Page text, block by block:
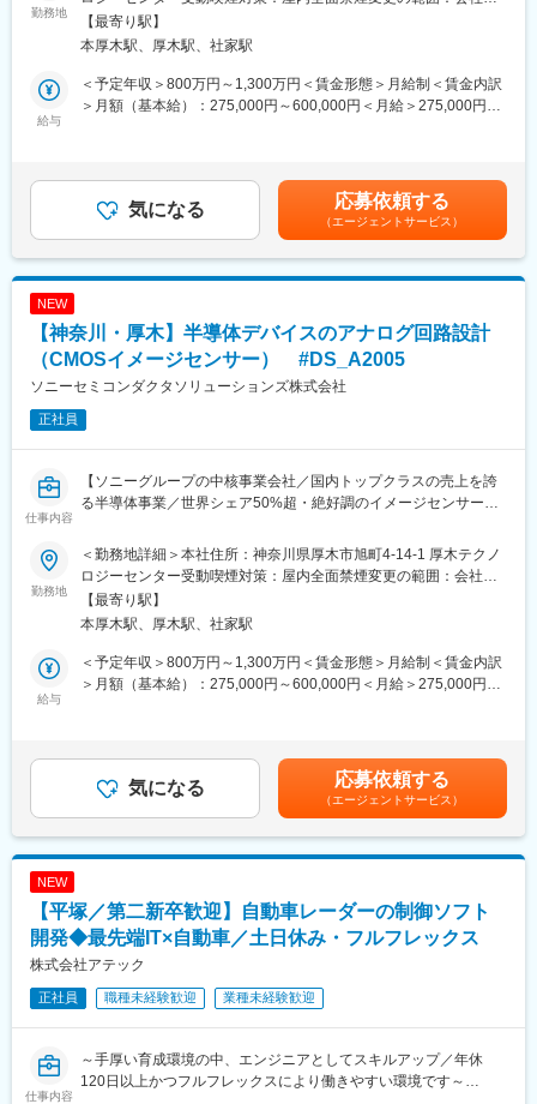
人々に感動を与えることを目指すソニーにて、最先端のカメラシ
ステムに搭載されるCMOSイメージセンサーを開発に携わって頂
きます。
【具体的には】
デジタル領域のバックエンドエンジニアとして、RTL to GDSの工
程の１つまたは複数をご担当頂きます。
・P&R（配置配線設計・検証）
・STA（静的タイミング解析）
・電力算出
外でのリーダーや専門技術の熟練者、マネジメント等への成長が
出来ます。また部署内にロジック設計、アナログ設計のチームが
あり、本人のやる気次第で幅広い技術領域にチャレンジすること
が可能です。入社直後は、部署で用意してある教育キットでSSS
境です。将来的には、CMOSイメージセンサーを熟知した商品開
発リーダー、プロジェクトマネージャーなどのキャリアパスもあ
■職場雰囲気：組織を構成するメンバーは、若手からベテランまで
幅広い年齢構成となっており、活気に満ちています。困ったこと
があれば気軽に相談でき、親身になって一緒に解決してくれる仲
間もたくさんいます。EDAベンダーとの技術開発も実施してお
り、部署内外から技術的な刺激を得られる機会も多く、自ら手を
上げればいろいろなことにチャレンジできます。またご自身のラ
勤務地
定める事業所（リモートワーク含む）
【最寄り駅】
本厚木駅、厚木駅、社家駅
給与
＜予定年収＞800万円～1,300万円＜賃金形態＞月給制＜賃金内訳
＞月額（基本給）：275,000円～600,000円＜月給＞275,000円～
り、選考を通じて上下する可能性があります。月給(月額)は固定手
当を含めた表記です。
気になる 応募依頼する
（エージェントサービス）
NEW
【神奈川・厚木】半導体デバイスのアナログ回路設計
（CMOSイメージセンサー） #DS_A2005
ソニーセミコンダクタソリューションズ株式会社
正社員
仕事内容
【ソニーグループの中核事業会社／国内トップクラスの売上を誇
る半導体事業／世界シェア50%超・絶好調のイメージセンサー】
■業務内容：イメージセンサーの特性に大きく関わるアナログ回路
設計をお任せします。CMOSイメージセンサーのアナログ設計
は、アナログ領域だけではなく、デバイス、画素、ロジック(デジ
タル)、モジュール(顧客のシステム)など他の技術領域と協力して
作り上げる必要があり、役割を自ら広げていくことができる楽し
さがあります。
■配属組織／役割：
メージセンサーの商品開発を行っており、主にアナログ回路設計
やレイアウト設計を担当しています。ソニーのセンサーはミラー
レス、コンパクトデジカメ、ドローン、アクションカム、Web会
【配属想定ポジション】
アナログ回路設計チームへの配属を予定しています。初めは
CMOSイメージセンサーに慣れて頂くために機能ブロックの設計
を担当頂きます。そこで経験を積んで頂いた後にアナログ回路全
体をまとめるリーダーを担当して頂くことを想定しています。
アナログ設計のエキスパートや、商品設計全体のプロジェクトリ
ーダーなどイメージセンサー開発を幅広く捉えたキャリア展開が
勤務地
＜勤務地詳細＞本社住所：神奈川県厚木市旭町4-14-1 厚木テクノ
ロジーセンター受動喫煙対策：屋内全面禁煙変更の範囲：会社の
定める事業所（リモートワーク含む）
【最寄り駅】
本厚木駅、厚木駅、社家駅
給与
＜予定年収＞800万円～1,300万円＜賃金形態＞月給制＜賃金内訳
＞月額（基本給）：275,000円～600,000円＜月給＞275,000円～
り、選考を通じて上下する可能性があります。月給(月額)は固定手
当を含めた表記です。
気になる 応募依頼する
（エージェントサービス）
NEW
【平塚／第二新卒歓迎】自動車レーダーの制御ソフト
開発◆最先端IT×自動車／土日休み・フルフレックス
株式会社アテック
正社員 職種未経験歓迎 業種未経験歓迎
仕事内容
～手厚い育成環境の中、エンジニアとしてスキルアップ／年休
120日以上かつフルフレックスにより働きやすい環境です～